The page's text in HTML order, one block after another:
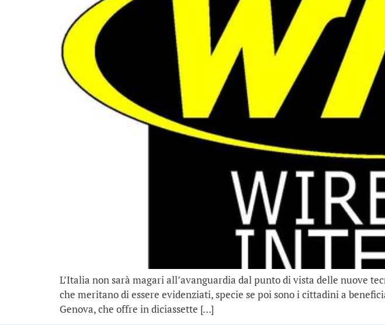
L’Italia non sarà magari all’avanguardia dal punto di vista delle nuove
che meritano di essere evidenziati, specie se poi sono i cittadini a
Genova, che offre in diciassette […]